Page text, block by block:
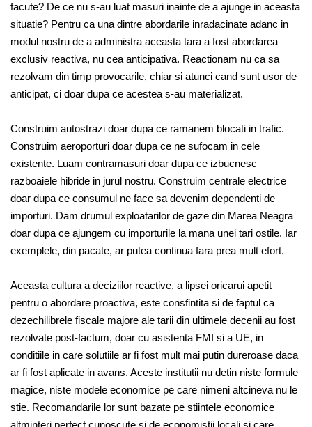
facute? De ce nu s-au luat masuri inainte de a ajunge in aceasta
situatie? Pentru ca una dintre abordarile inradacinate adanc in
modul nostru de a administra aceasta tara a fost abordarea
exclusiv reactiva, nu cea anticipativa. Reactionam nu ca sa
rezolvam din timp provocarile, chiar si atunci cand sunt usor de
anticipat, ci doar dupa ce acestea s-au materializat.
Construim autostrazi doar dupa ce ramanem blocati in trafic.
Construim aeroporturi doar dupa ce ne sufocam in cele
existente. Luam contramasuri doar dupa ce izbucnesc
razboaiele hibride in jurul nostru. Construim centrale electrice
doar dupa ce consumul ne face sa devenim dependenti de
importuri. Dam drumul exploatarilor de gaze din Marea Neagra
doar dupa ce ajungem cu importurile la mana unei tari ostile. Iar
exemplele, din pacate, ar putea continua fara prea mult efort.
Aceasta cultura a deciziilor reactive, a lipsei oricarui apetit
pentru o abordare proactiva, este consfintita si de faptul ca
dezechilibrele fiscale majore ale tarii din ultimele decenii au fost
rezolvate post-factum, doar cu asistenta FMI si a UE, in
conditiile in care solutiile ar fi fost mult mai putin dureroase daca
ar fi fost aplicate in avans. Aceste institutii nu detin niste formule
magice, niste modele economice pe care nimeni altcineva nu le
stie. Recomandarile lor sunt bazate pe stiintele economice
altminteri perfect cunoscute si de economistii locali si care